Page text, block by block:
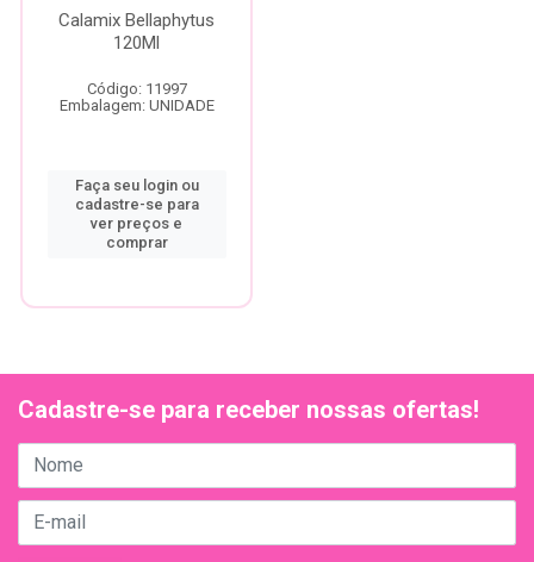
Calamix Bellaphytus
120Ml
Código: 11997
Embalagem: UNIDADE
Faça seu login ou
cadastre-se para
ver preços e
comprar
Cadastre-se para receber nossas ofertas!